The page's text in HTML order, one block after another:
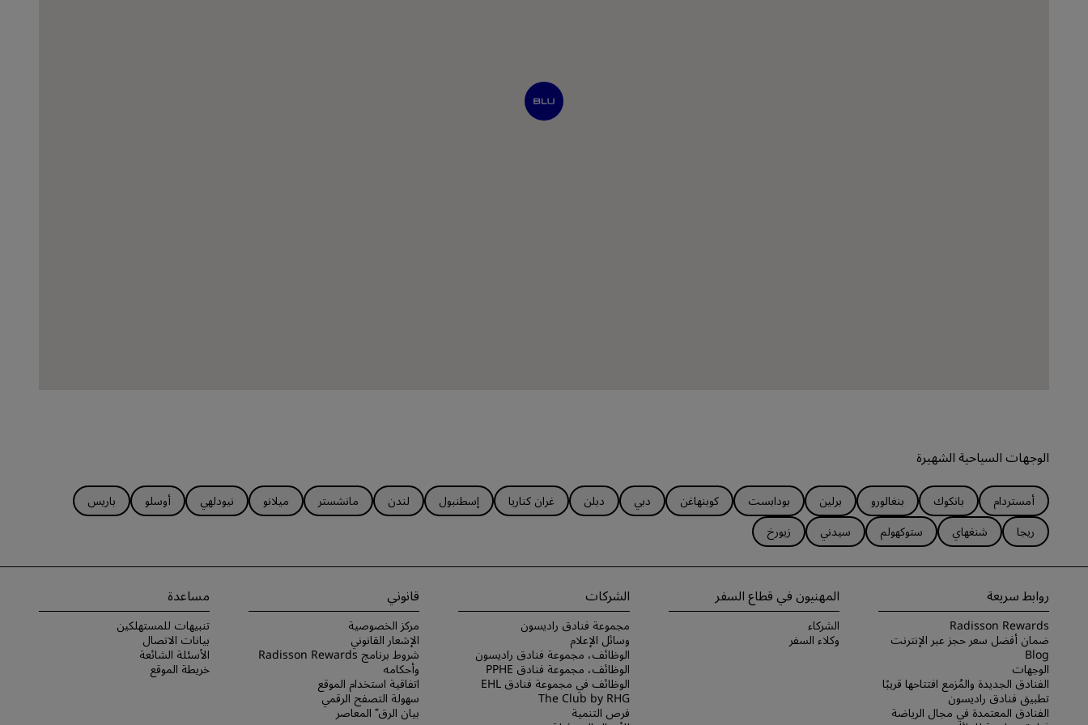
الوجهات السياحية الشهيرة
أمستردام بانكوك بنغالورو برلين بودابست كوبنهاغن دبي دبلن غران كناريا إسطنبول لندن مانشستر ميلانو نيودلهي أوسلو
باريس
ريجا
شنغهاي ستوكهولم سيدني زيورخ
روابط سريعة
Radisson Rewards
ضمان أفضل سعر حجز عبر الإنترنت
Blog
الوجهات
الفنادق الجديدة والمُزمع افتتاحها قريبًا
تطبيق فنادق راديسون
الفنادق المعتمدة في مجال الرياضة
المهنيون في قطاع السفر
الشركاء
وكلاء السفر
الشركات
مجموعة فنادق راديسون
وسائل الإعلام
الوظائف، مجموعة فنادق راديسون
الوظائف، مجموعة فنادق PPHE
الوظائف في مجموعة فنادق EHL
The Club by RHG
فرص التنمية
قانوني
مركز الخصوصية
الإشعار القانوني
شروط برنامج Radisson Rewards
وأحكامه
اتفاقية استخدام الموقع
سهولة التصفح الرقمي
بيان الرق ّ المعاصر
مساعدة
تنبيهات للمستهلكين
بيانات الاتصال
الأسئلة الشائعة
خريطة الموقع